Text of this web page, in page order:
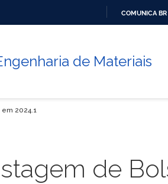
COMUNICA BR
de Materiais
2024.1
de